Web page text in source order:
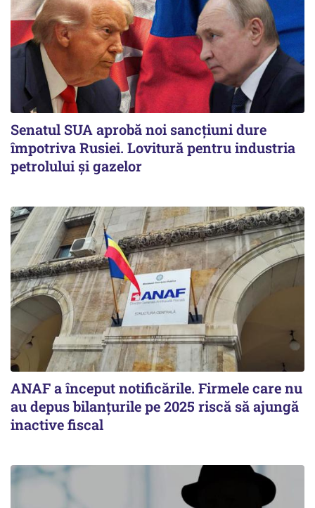
Senatul SUA aprobă noi sancțiuni dure
împotriva Rusiei. Lovitură pentru industria
petrolului și gazelor
ANAF a început notificările. Firmele care nu
au depus bilanțurile pe 2025 riscă să ajungă
inactive fiscal